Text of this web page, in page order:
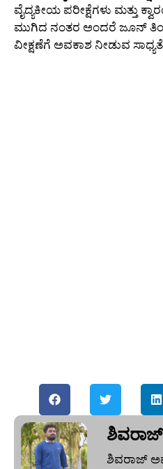
ವೈದ್ಯಕೀಯ ಪರೀಕ್ಷೆಗಳು ಮತ್ತು
ಮುಗಿದ ನಂತರ ಅಂದರೆ ಜೂನ್
ವೀಕ್ಷಣೆಗೆ ಅವಕಾಶ ನೀಡುವ
ಶಿವರಾಜ್
ಶಿವರಾಜ್